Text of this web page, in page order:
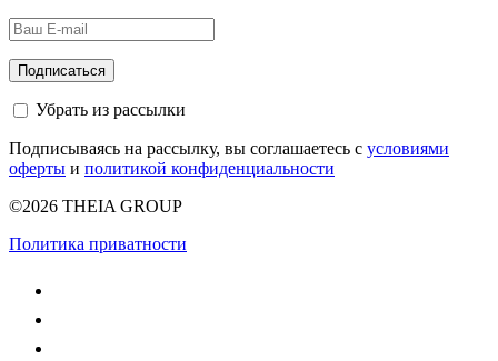
Убрать из рассылки
Подписываясь на рассылку, вы соглашаетесь с условиями
оферты и политикой конфиденциальности
©2026 THEIA GROUP
Политика приватности